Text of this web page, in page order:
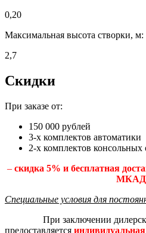
0,20
Максимальная высота створки, м:
2,7
Скидки
При заказе от:
150 000 рублей
3-х комплектов автоматики
2-х комплектов консольных
– скидка 5% и бесплатная
Специальные условия для
При заключении
предоставляется